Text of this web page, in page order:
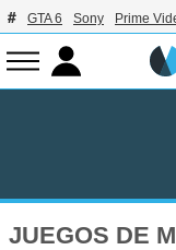
GTA 6 Sony Prime
JUEGOS DE